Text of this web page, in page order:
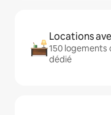
Locations
150 logements
dédié